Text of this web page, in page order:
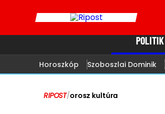
POLITIK
Horoszkóp Szoboszlai Dominik
RIPOST/orosz kultúra